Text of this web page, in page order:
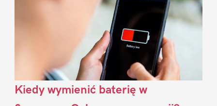
Kiedy wymienić baterię w